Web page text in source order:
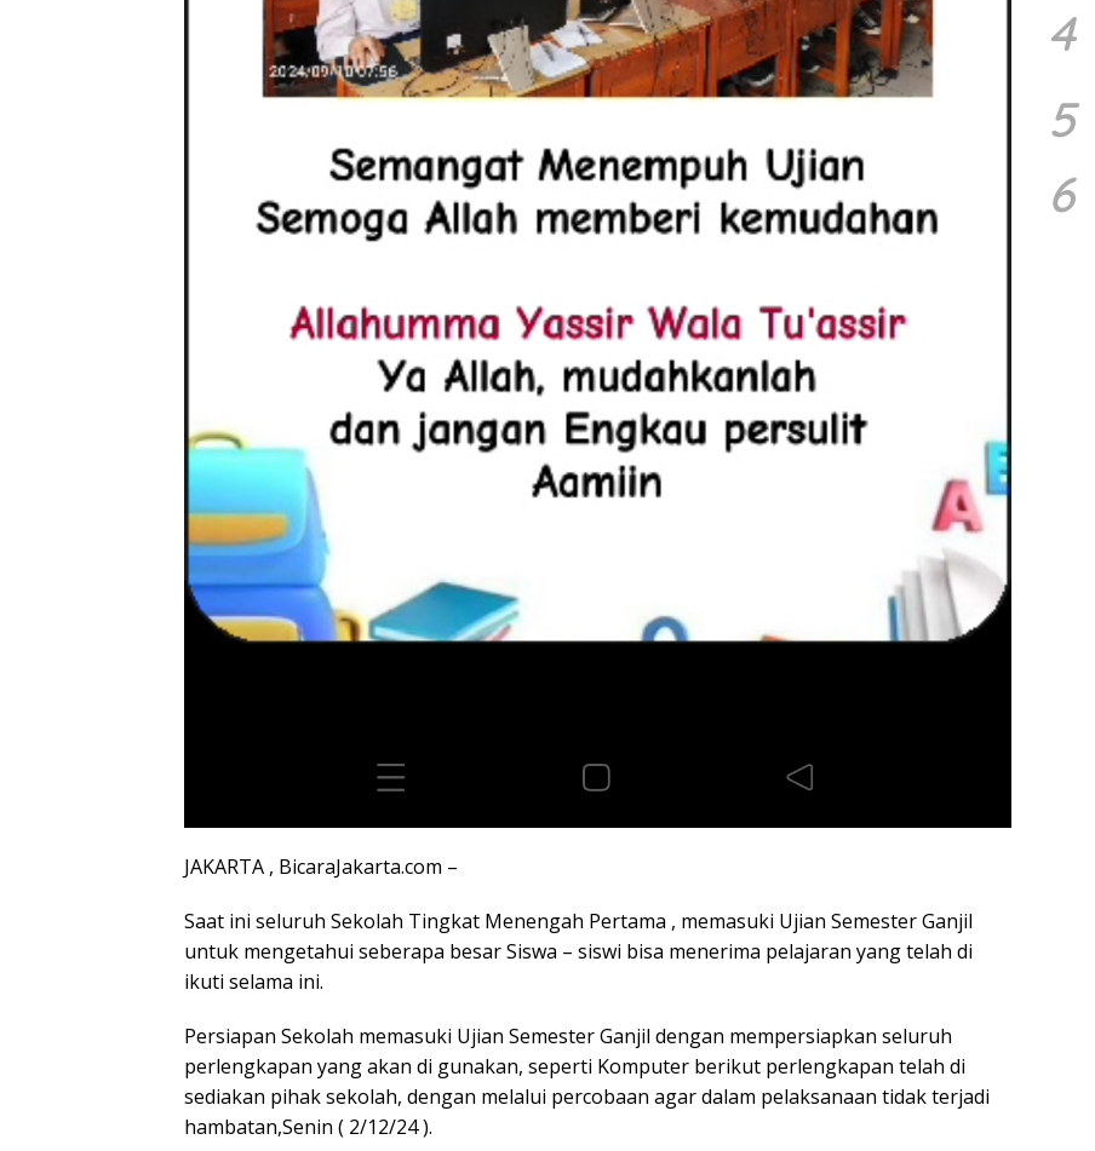
JAKARTA , BicaraJakarta.com –
Saat ini seluruh Sekolah Tingkat Menengah Pertama , memasuki Ujian Semester Ganjil
untuk mengetahui seberapa besar Siswa – siswi bisa menerima pelajaran yang telah di
ikuti selama ini.
Persiapan Sekolah memasuki Ujian Semester Ganjil dengan mempersiapkan seluruh
perlengkapan yang akan di gunakan, seperti Komputer berikut perlengkapan telah di
sediakan pihak sekolah, dengan melalui percobaan agar dalam pelaksanaan tidak terjadi
hambatan,Senin ( 2/12/24 ).
4
5
6